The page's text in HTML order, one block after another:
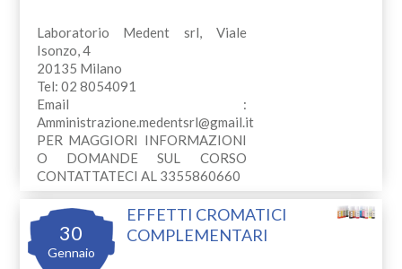
Laboratorio Medent srl, Viale
Isonzo, 4
20135 Milano
Tel: 02 8054091
Email :
Amministrazione.medentsrl@gmail.it
PER MAGGIORI INFORMAZIONI
O DOMANDE SUL CORSO
CONTATTATECI AL 3355860660
30
Gennaio
EFFETTI CROMATICI
COMPLEMENTARI